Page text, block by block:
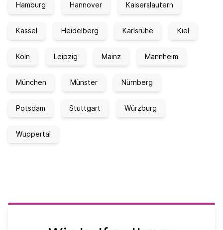
Hamburg Hannover Kaiserslautern
Kassel Heidelberg Karlsruhe Kiel
Köln Leipzig Mainz Mannheim
München Münster Nürnberg
Potsdam Stuttgart Würzburg
Wuppertal